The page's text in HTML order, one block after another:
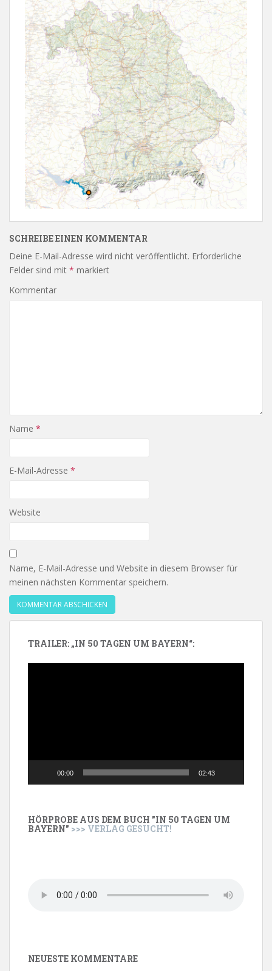
SCHREIBE EINEN KOMMENTAR
Deine E-Mail-Adresse wird nicht veröffentlicht. Erforderliche
Felder sind mit * markiert
Kommentar
Name *
E-Mail-Adresse *
Website
Name, E-Mail-Adresse und Website in diesem Browser für
meinen nächsten Kommentar speichern.
TRAILER: „IN 50 TAGEN UM BAYERN“:
00:00 02:43
HÖRPROBE AUS DEM BUCH "IN 50 TAGEN UM
BAYERN" >>> VERLAG GESUCHT!
NEUESTE KOMMENTARE